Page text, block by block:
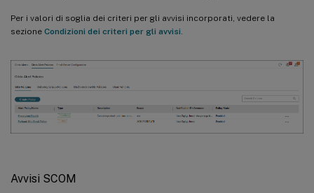
Per i valori di soglia dei criteri per gli avvisi incorporati, vedere la
sezione Condizioni dei criteri per gli avvisi.
Avvisi SCOM